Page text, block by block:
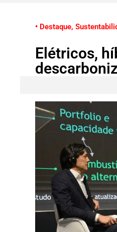
• Destaque,
Elétricos,